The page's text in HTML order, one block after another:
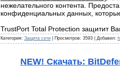
нежелательного контента.
конфиденциальных данных,
TrustPort Total Protection защитит
Категория: Защита сети | Просмотров: 3593 | Добавил:
NEW! Скачать: